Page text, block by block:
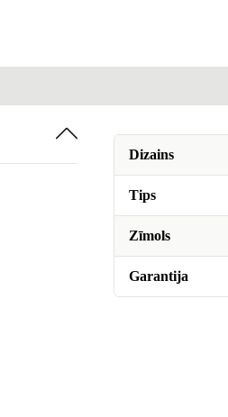
Dizains
Tips
Zīmols
Garantija